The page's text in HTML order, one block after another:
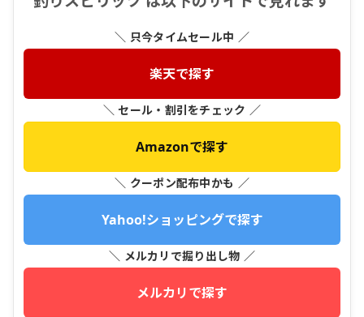
＼ 只今タイムセール中 ／
楽天で探す
＼ セール・割引をチェック ／
Amazonで探す
＼ クーポン配布中かも ／
Yahoo!ショッピングで探す
＼ メルカリで掘り出し物 ／
メルカリで探す